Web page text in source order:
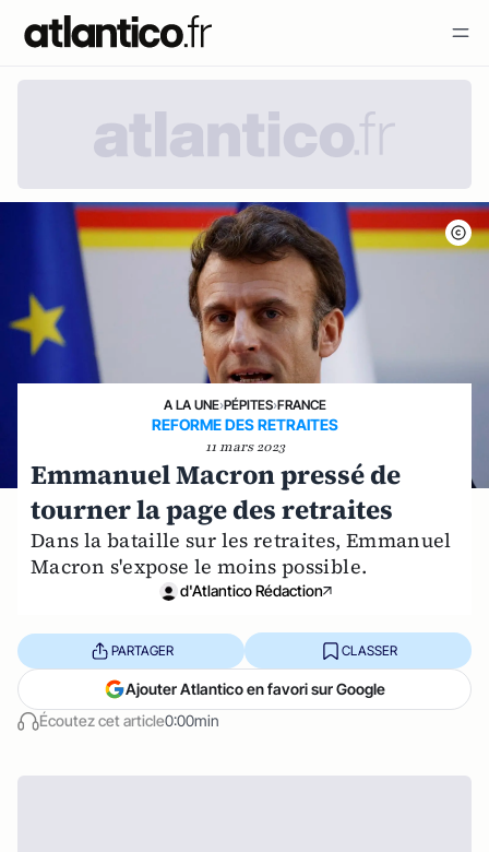
A LA UNE›PÉPITES›FRANCE
REFORME DES RETRAITES
11 mars 2023
Emmanuel Macron pressé de
tourner la page des retraites
Dans la bataille sur les retraites, Emmanuel
Macron s'expose le moins possible.
d'Atlantico Rédaction
Écoutez cet article0:00min
PARTAGER CLASSER
Ajouter Atlantico en favori sur Google